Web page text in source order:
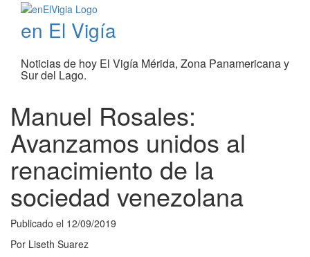
en El Vigía
Noticias de hoy El Vigía Mérida, Zona Panamericana y
Sur del Lago.
Manuel Rosales:
Avanzamos unidos al
renacimiento de la
sociedad venezolana
Publicado el 12/09/2019
Por Liseth Suarez